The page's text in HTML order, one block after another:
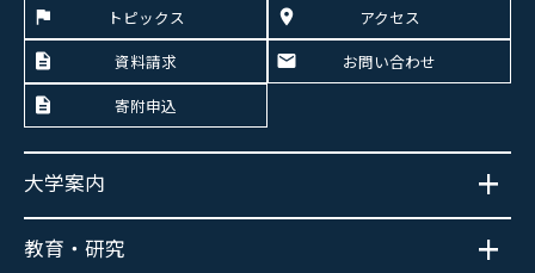
トピックス
アクセス
資料請求
お問い合わせ
寄附申込
大学案内
教育・研究